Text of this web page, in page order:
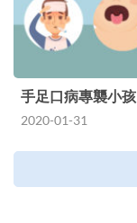
手足口病專襲小孩
2020-01-31